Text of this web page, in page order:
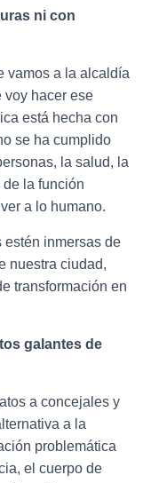
ni con
vamos a la alcaldía
voy hacer ese
está hecha con
se ha cumplido
la salud, la
la función
a lo humano.
estén inmersas de
nuestra ciudad,
transformación en
galantes de
a concejales y
a la
problemática
el cuerpo de